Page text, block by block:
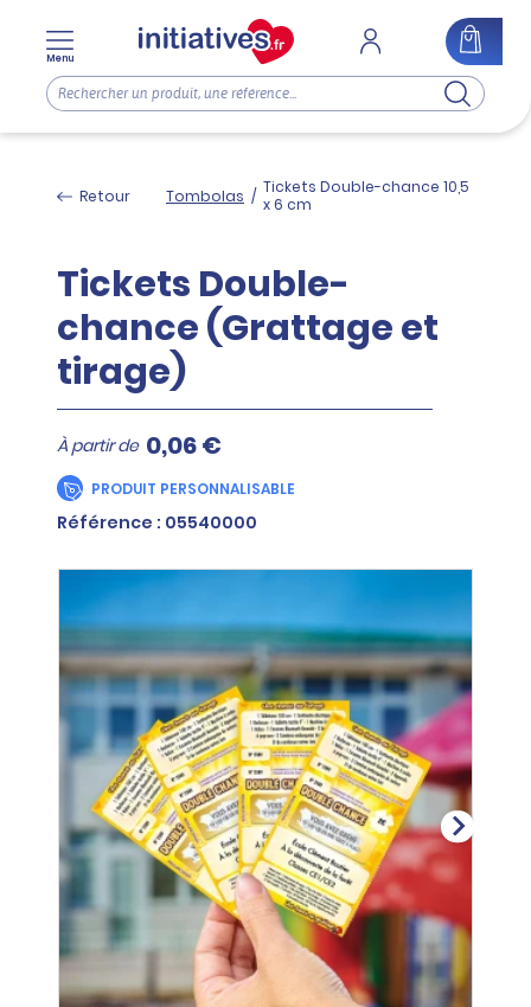
Menu
Retour Tombolas / Tickets Double-chance 10,5
x 6 cm
Tickets Double-
chance (Grattage et
tirage)
À partir de 0,06 €
PRODUIT PERSONNALISABLE
Référence : 05540000